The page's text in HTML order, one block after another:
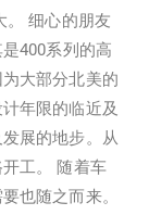
。 细心的朋友
400系列的高
大部分北美的
年限的临近及
展的地步。从
工。 随着车
也随之而来。